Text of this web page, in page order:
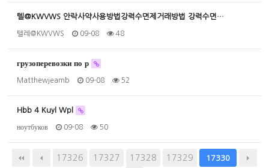
텔@KWVWS 안락사약사용방법강력수면제거래방법 강력수면…
텔레@KWVWS 09-08 48
грузоперевозки по р
Matthewjeamb 09-08 52
Hbb 4 Kuyl Wpl
ноутбуков 09-08 50
17326 17327 17328 17329 17330